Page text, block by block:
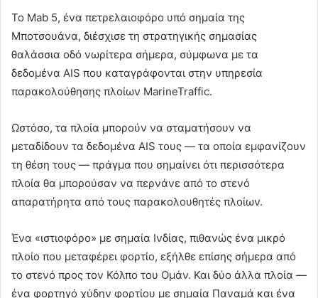
Το Mab 5, ένα πετρελαιοφόρο υπό σημαία της
Μποτσουάνα, διέσχισε τη στρατηγικής σημασίας
θαλάσσια οδό νωρίτερα σήμερα, σύμφωνα με τα
δεδομένα AIS που καταγράφονται στην υπηρεσία
παρακολούθησης πλοίων MarineTraffic.
Ωστόσο, τα πλοία μπορούν να σταματήσουν να
μεταδίδουν τα δεδομένα AIS τους — τα οποία εμφανίζουν
τη θέση τους — πράγμα που σημαίνει ότι περισσότερα
πλοία θα μπορούσαν να περνάνε από το στενό
απαρατήρητα από τους παρακολουθητές πλοίων.
Ένα «ιστιοφόρο» με σημαία Ινδίας, πιθανώς ένα μικρό
πλοίο που μεταφέρει φορτίο, εξήλθε επίσης σήμερα από
το στενό προς τον Κόλπο του Ομάν. Και δύο άλλα πλοία —
ένα φορτηγό χύδην φορτίου με σημαία Παναμά και ένα